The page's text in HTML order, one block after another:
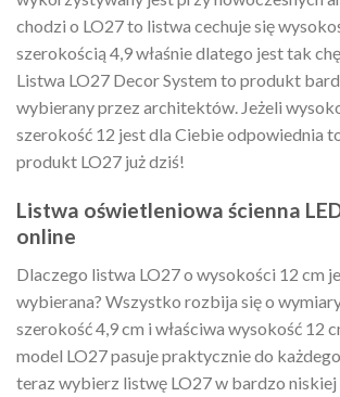
chodzi o LO27 to listwa cechuje się
szerokością 4,9 właśnie dlatego jest tak
Listwa LO27 Decor System to produkt
wybierany przez architektów. Jeżeli
szerokość 12 jest dla Ciebie odpowiednia
produkt LO27 już dziś!
Listwa oświetleniowa ścienna
online
Dlaczego listwa LO27 o wysokości 12 cm
wybierana? Wszystko rozbija się o
szerokość 4,9 cm i właściwa wysokość 12
model LO27 pasuje praktycznie do
teraz wybierz listwę LO27 w bardzo niskiej